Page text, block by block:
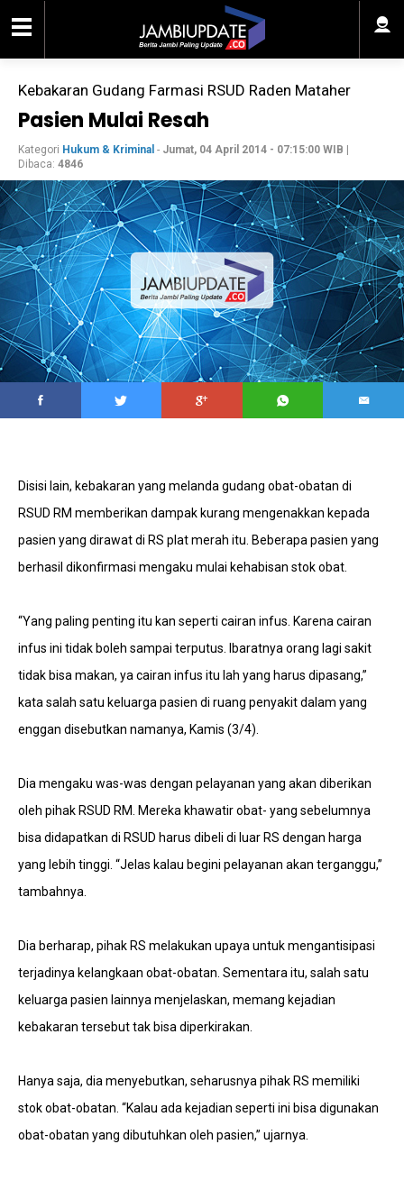
Kebakaran Gudang Farmasi RSUD Raden Mataher
Pasien Mulai Resah
Kategori Hukum & Kriminal - Jumat, 04 April 2014 - 07:15:00 WIB
Dibaca: 4846
Disisi lain, kebakaran yang melanda gudang obat-obatan di
RSUD RM memberikan dampak kurang mengenakkan kepada
pasien yang dirawat di RS plat merah itu. Beberapa pasien yang
berhasil dikonfirmasi mengaku mulai kehabisan stok obat.
“Yang paling penting itu kan seperti cairan infus. Karena cairan
infus ini tidak boleh sampai terputus. Ibaratnya orang lagi sakit
tidak bisa makan, ya cairan infus itu lah yang harus dipasang,”
kata salah satu keluarga pasien di ruang penyakit dalam yang
enggan disebutkan namanya, Kamis (3/4).
Dia mengaku was-was dengan pelayanan yang akan diberikan
oleh pihak RSUD RM. Mereka khawatir obat- yang sebelumnya
bisa didapatkan di RSUD harus dibeli di luar RS dengan harga
yang lebih tinggi. “Jelas kalau begini pelayanan akan terganggu,”
tambahnya.
Dia berharap, pihak RS melakukan upaya untuk mengantisipasi
terjadinya kelangkaan obat-obatan. Sementara itu, salah satu
keluarga pasien lainnya menjelaskan, memang kejadian
kebakaran tersebut tak bisa diperkirakan.
Hanya saja, dia menyebutkan, seharusnya pihak RS memiliki
stok obat-obatan. “Kalau ada kejadian seperti ini bisa digunakan
obat-obatan yang dibutuhkan oleh pasien,” ujarnya.